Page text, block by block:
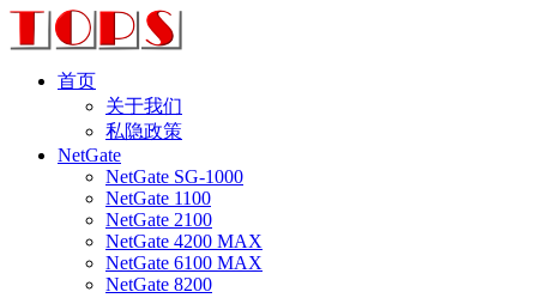
首页
关于我们
私隐政策
NetGate
NetGate SG-1000
NetGate 1100
NetGate 2100
NetGate 4200 MAX
NetGate 6100 MAX
NetGate 8200